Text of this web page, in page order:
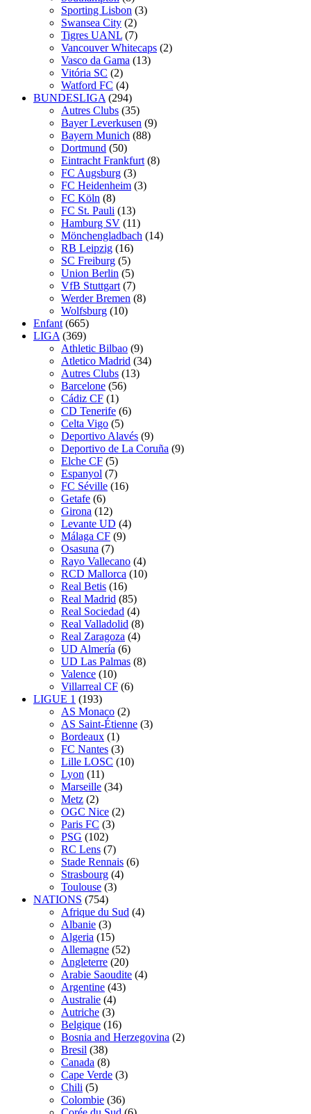
Sporting Lisbon (3)
Swansea City (2)
Tigres UANL (7)
Vancouver Whitecaps (2)
Vasco da Gama (13)
Vitória SC (2)
Watford FC (4)
BUNDESLIGA (294)
Autres Clubs (35)
Bayer Leverkusen (9)
Bayern Munich (88)
Dortmund (50)
Eintracht Frankfurt (8)
FC Augsburg (3)
FC Heidenheim (3)
FC Köln (8)
FC St. Pauli (13)
Hamburg SV (11)
Mönchengladbach (14)
RB Leipzig (16)
SC Freiburg (5)
Union Berlin (5)
VfB Stuttgart (7)
Werder Bremen (8)
Wolfsburg (10)
Enfant (665)
LIGA (369)
Athletic Bilbao (9)
Atletico Madrid (34)
Autres Clubs (13)
Barcelone (56)
Cádiz CF (1)
CD Tenerife (6)
Celta Vigo (5)
Deportivo Alavés (9)
Deportivo de La Coruña (9)
Elche CF (5)
Espanyol (7)
FC Séville (16)
Getafe (6)
Girona (12)
Levante UD (4)
Málaga CF (9)
Osasuna (7)
Rayo Vallecano (4)
RCD Mallorca (10)
Real Betis (16)
Real Madrid (85)
Real Sociedad (4)
Real Valladolid (8)
Real Zaragoza (4)
UD Almería (6)
UD Las Palmas (8)
Valence (10)
Villarreal CF (6)
LIGUE 1 (193)
AS Monaco (2)
AS Saint-Étienne (3)
Bordeaux (1)
FC Nantes (3)
Lille LOSC (10)
Lyon (11)
Marseille (34)
Metz (2)
OGC Nice (2)
Paris FC (3)
PSG (102)
RC Lens (7)
Stade Rennais (6)
Strasbourg (4)
Toulouse (3)
NATIONS (754)
Afrique du Sud (4)
Albanie (3)
Algeria (15)
Allemagne (52)
Angleterre (20)
Arabie Saoudite (4)
Argentine (43)
Australie (4)
Autriche (3)
Belgique (16)
Bosnia and Herzegovina (2)
Bresil (38)
Canada (8)
Cape Verde (3)
Chili (5)
Colombie (36)